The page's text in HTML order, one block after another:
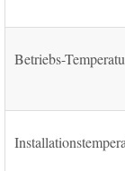
Betriebs-